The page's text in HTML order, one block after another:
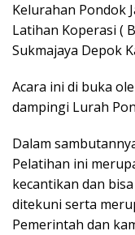
Kelurahan Pondok
Latihan Koperasi (
Sukmajaya Depok
Acara ini di buka
dampingi Lurah
Dalam
Pelatihan ini
kecantikan dan
ditekuni serta
Pemerintah dan